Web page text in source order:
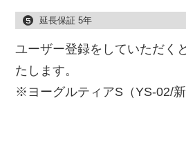
延長保証 5年
ユーザー登録をしていただく
たします。
※ヨーグルティアS（YS-02/